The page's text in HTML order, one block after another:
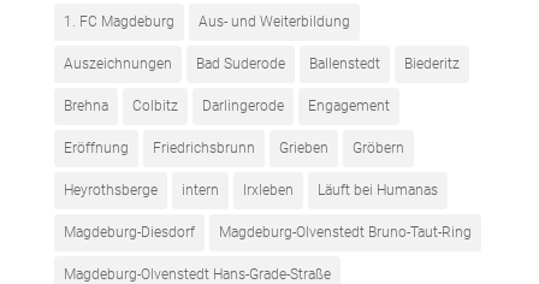
1. FC Magdeburg Aus- und Weiterbildung
Auszeichnungen Bad Suderode Ballenstedt Biederitz
Brehna Colbitz Darlingerode Engagement
Eröffnung Friedrichsbrunn Grieben Gröbern
Heyrothsberge intern Irxleben Läuft bei Humanas
Magdeburg-Diesdorf Magdeburg-Olvenstedt Bruno-Taut-Ring
Magdeburg-Olvenstedt Hans-Grade-Straße